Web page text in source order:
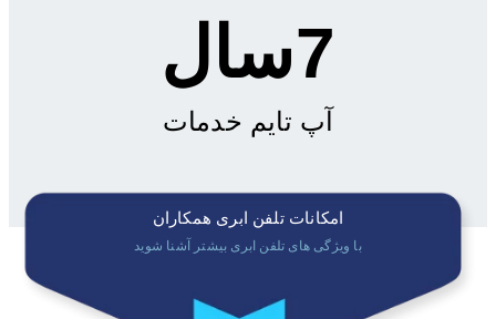
آپ تایم خدمات
7سال
امکانات تلفن ابری همکاران
با ویژگی های تلفن ابری بیشتر آشنا شوید